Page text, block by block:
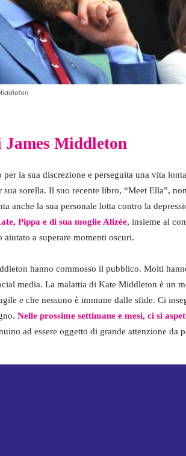
Middleton
per la sua discrezione e perseguita una vita
sorella. Il suo recente libro, “Meet Ella”,
anche la sua personale lotta contro la
Pippa e di sua moglie Alizée, insieme al
aiutato a superare momenti oscuri.
hanno commosso il pubblico. Molti
media. La malattia di Kate Middleton è un
e che nessuno è immune dalle sfide. Ci
Nelle prossime settimane e mesi, ci si
ad essere oggetto di grande attenzione da